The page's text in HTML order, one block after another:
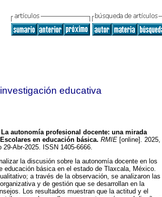
educativa
La autonomía profesional docente: una mirada
en educación básica. RMIE [online]. 2025,
Abr-2025. ISSN 1405-6666.
la discusión sobre la autonomía docente en los
educación básica en el estado de Tlaxcala, México.
a través de la observación, se analizaron las
y de gestión que se desarrollan en la
Los resultados muestran que la actitud y el